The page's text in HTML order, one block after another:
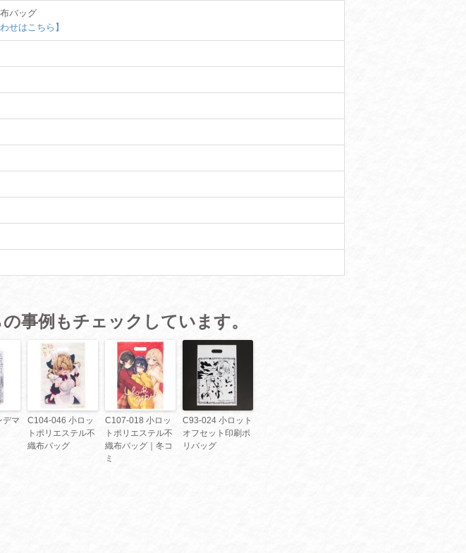
バッグ
せはこちら】
事例もチェックしています。
デマ
C104-046 小ロッ
トポリエステル不
織布バッグ
C107-018 小ロッ
トポリエステル不
織布バッグ｜冬コ
ミ
C93-024 小ロット
オフセット印刷ポ
リバッグ